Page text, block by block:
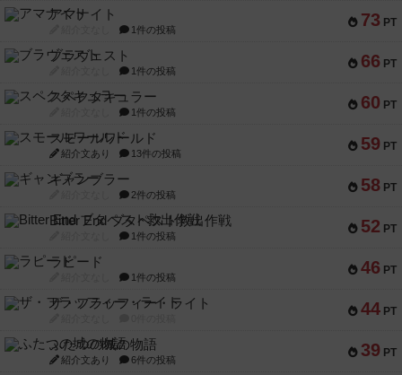
73 PT
アマナイト
1件の投稿
66 PT
ブラヴェスト
1件の投稿
60 PT
スペクタキュラー
1件の投稿
59 PT
スモールワールド
紹介文あり 13件の投稿
58 PT
ギャンブラー
2件の投稿
52 PT
Bitter End ブタペスト救出作戦
1件の投稿
46 PT
ラピード
1件の投稿
44 PT
ザ・フラッフィー・ライト
39 PT
ふたつの城の物語
紹介文あり 6件の投稿